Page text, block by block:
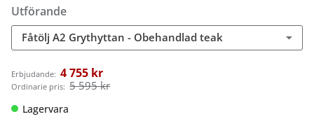
Utförande
Fåtölj A2 Grythyttan - Obehandlad teak
Erbjudande: 4 755 kr
Ordinarie pris: 5 595 kr
Lagervara